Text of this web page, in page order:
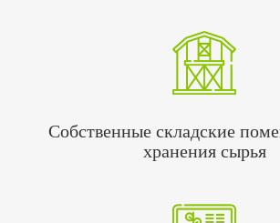
Собственные складские
хранения сырья